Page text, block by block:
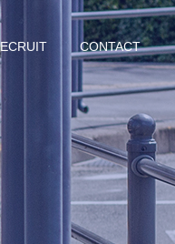
CONTACT